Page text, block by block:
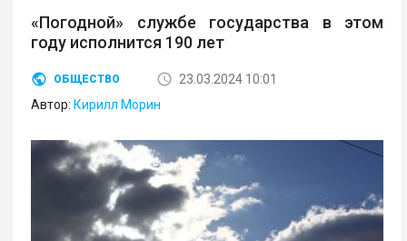
«Погодной» службе государства в этом
году исполнится 190 лет
ОБЩЕСТВО
23.03.2024 10:01
Автор: Кирилл Морин